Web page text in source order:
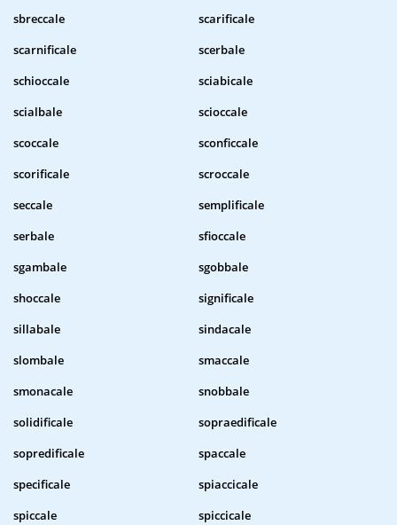
sbreccale
scarificale
scarnificale
scerbale
schioccale
sciabicale
scialbale
scioccale
scoccale
sconficcale
scorificale
scroccale
seccale
semplificale
serbale
sfioccale
sgambale
sgobbale
shoccale
significale
sillabale
sindacale
slombale
smaccale
smonacale
snobbale
solidificale
sopraedificale
sopredificale
spaccale
specificale
spiaccicale
spiccale
spiccicale